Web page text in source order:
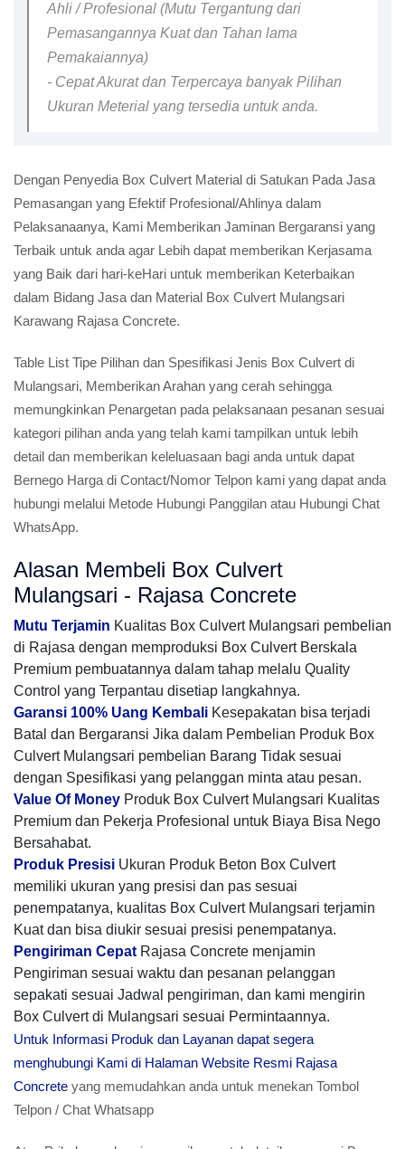
Ahli / Profesional (Mutu Tergantung dari
Pemasangannya Kuat dan Tahan lama
Pemakaiannya)
- Cepat Akurat dan Terpercaya banyak Pilihan
Ukuran Meterial yang tersedia untuk anda.
Dengan Penyedia Box Culvert Material di Satukan Pada Jasa
Pemasangan yang Efektif Profesional/Ahlinya dalam
Pelaksanaanya, Kami Memberikan Jaminan Bergaransi yang
Terbaik untuk anda agar Lebih dapat memberikan Kerjasama
yang Baik dari hari-keHari untuk memberikan Keterbaikan
dalam Bidang Jasa dan Material Box Culvert Mulangsari
Karawang Rajasa Concrete.
Table List Tipe Pilihan dan Spesifikasi Jenis Box Culvert di
Mulangsari, Memberikan Arahan yang cerah sehingga
memungkinkan Penargetan pada pelaksanaan pesanan sesuai
kategori pilihan anda yang telah kami tampilkan untuk lebih
detail dan memberikan keleluasaan bagi anda untuk dapat
Bernego Harga di Contact/Nomor Telpon kami yang dapat anda
hubungi melalui Metode Hubungi Panggilan atau Hubungi Chat
WhatsApp.
Alasan Membeli Box Culvert
Mulangsari - Rajasa Concrete
Mutu Terjamin Kualitas Box Culvert Mulangsari pembelian
di Rajasa dengan memproduksi Box Culvert Berskala
Premium pembuatannya dalam tahap melalu Quality
Control yang Terpantau disetiap langkahnya.
Garansi 100% Uang Kembali Kesepakatan bisa terjadi
Batal dan Bergaransi Jika dalam Pembelian Produk Box
Culvert Mulangsari pembelian Barang Tidak sesuai
dengan Spesifikasi yang pelanggan minta atau pesan.
Value Of Money Produk Box Culvert Mulangsari Kualitas
Premium dan Pekerja Profesional untuk Biaya Bisa Nego
Bersahabat.
Produk Presisi Ukuran Produk Beton Box Culvert
memiliki ukuran yang presisi dan pas sesuai
penempatanya, kualitas Box Culvert Mulangsari terjamin
Kuat dan bisa diukir sesuai presisi penempatanya.
Pengiriman Cepat Rajasa Concrete menjamin
Pengiriman sesuai waktu dan pesanan pelanggan
sepakati sesuai Jadwal pengiriman, dan kami mengirin
Box Culvert di Mulangsari sesuai Permintaannya.
Untuk Informasi Produk dan Layanan dapat segera
menghubungi Kami di Halaman Website Resmi Rajasa
Concrete yang memudahkan anda untuk menekan Tombol
Telpon / Chat Whatsapp